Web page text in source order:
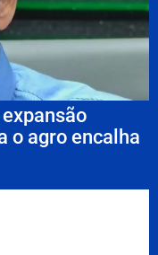
o agro encalha